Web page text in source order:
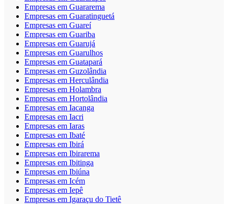
Empresas em Guararema
Empresas em Guaratinguetá
Empresas em Guareí
Empresas em Guariba
Empresas em Guarujá
Empresas em Guarulhos
Empresas em Guatapará
Empresas em Guzolândia
Empresas em Herculândia
Empresas em Holambra
Empresas em Hortolândia
Empresas em Iacanga
Empresas em Iacri
Empresas em Iaras
Empresas em Ibaté
Empresas em Ibirá
Empresas em Ibirarema
Empresas em Ibitinga
Empresas em Ibiúna
Empresas em Icém
Empresas em Iepê
Empresas em Igaraçu do Tietê